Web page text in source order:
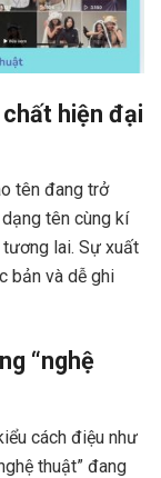
hiện đại
tên đang trở
tên cùng kí
tương lai. Sự xuất
bản và dễ ghi
“nghệ
cách điệu như
thuật” đang